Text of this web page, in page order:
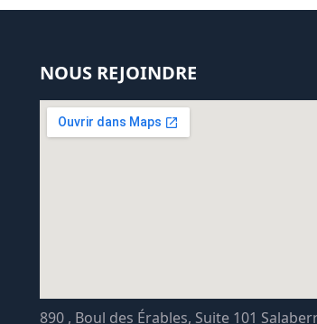
NOUS REJOINDRE
890 , Boul des Érables, Suite 101